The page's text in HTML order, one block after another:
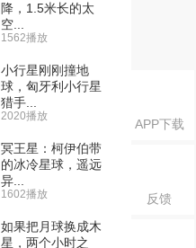
APP下载
反馈
降，1.5米长的太
空...
1562播放
小行星刚刚撞地
球，匈牙利小行星
猎手...
2020播放
冥王星：柯伊伯带
的冰冷星球，遥远
异...
1602播放
如果把月球换成木
星，两个小时之